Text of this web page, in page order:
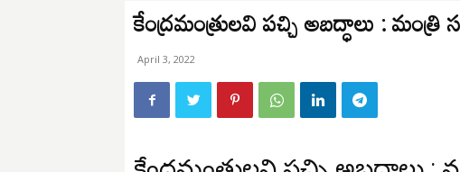
కేంద్రమంత్రులవి పచ్చి అబద్ధాలు : మంత్రి
April 3, 2022